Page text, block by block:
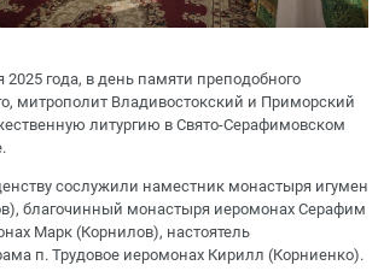
2025 года, в день памяти преподобного
митрополит Владивостокский и Приморский
литургию в Свято-Серафимовском
сослужили наместник монастыря игумен
благочинный монастыря иеромонах Серафим
Марк (Корнилов), настоятель
п. Трудовое иеромонах Кирилл (Корниенко).